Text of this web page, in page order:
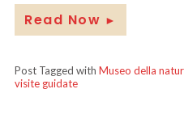
Read Now ►
Post Tagged with Museo della
visite guidate